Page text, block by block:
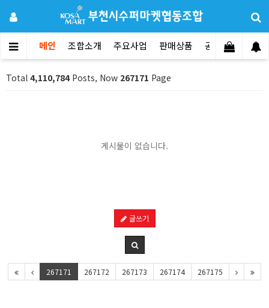
메인 조합소개 주요사업 판매상품 공지사항 문
Total 4,110,784Posts, Now 267171 Page
게시물이 없습니다.
글쓰기
267171 267172 267173 267174 267175